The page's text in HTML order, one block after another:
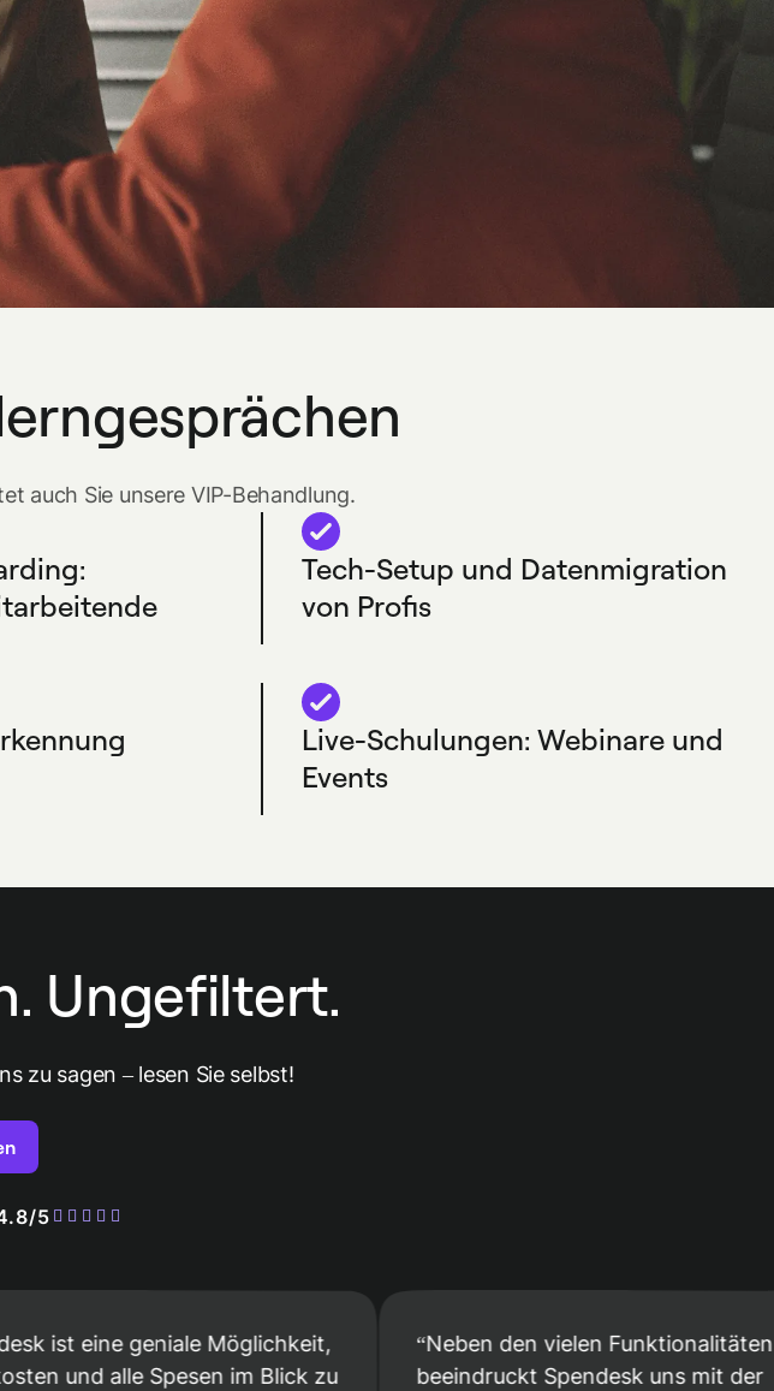
auch Sie unsere VIP-Behandlung.
Tech-Setup und Datenmigration
von Profis
Live-Schulungen: Webinare und
Events
Ungefiltert.
zu sagen – lesen Sie selbst!
5
eine geniale Möglichkeit,
alle Spesen im Blick zu
Neben den vielen Funktionalitäten
beeindruckt Spendesk uns mit der